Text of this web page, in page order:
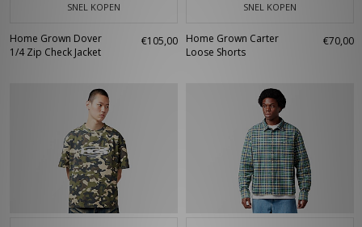
SNEL KOPEN
Home Grown Dover
1/4 Zip Check Jacket
€105,00
SNEL KOPEN
Home Grown Carter
Loose Shorts
€70,00